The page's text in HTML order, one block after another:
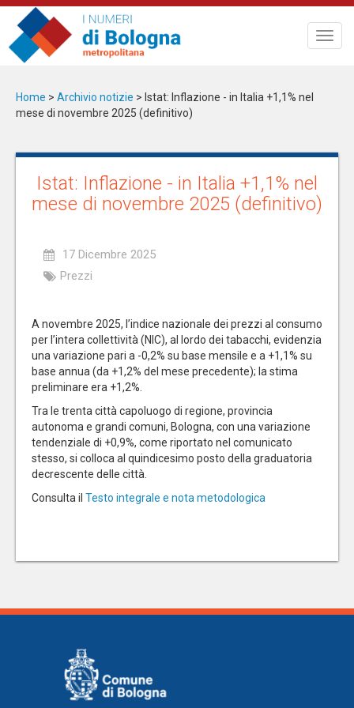
Salta
contenuto
principale
Home > Archivio notizie > Istat: Inflazione - in Italia +1,1% nel
mese di novembre 2025 (definitivo)
Istat: Inflazione - in Italia +1,1% nel
mese di novembre 2025 (definitivo)
17 Dicembre 2025
Prezzi
A novembre 2025, l’indice nazionale dei prezzi al consumo
per l’intera collettività (NIC), al lordo dei tabacchi, evidenzia
una variazione pari a -0,2% su base mensile e a +1,1% su
base annua (da +1,2% del mese precedente); la stima
preliminare era +1,2%.
Tra le trenta città capoluogo di regione, provincia
autonoma e grandi comuni, Bologna, con una variazione
tendenziale di +0,9%, come riportato nel comunicato
stesso, si colloca al quindicesimo posto della graduatoria
decrescente delle città.
Consulta il Testo integrale e nota metodologica